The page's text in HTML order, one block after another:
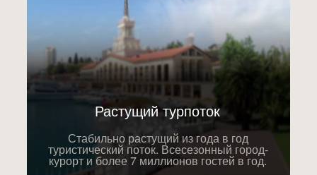
Стабильно растущий из года в год
туристический поток. Всесезонный город-
курорт и более 7 миллионов гостей в год.
Растущий турпоток